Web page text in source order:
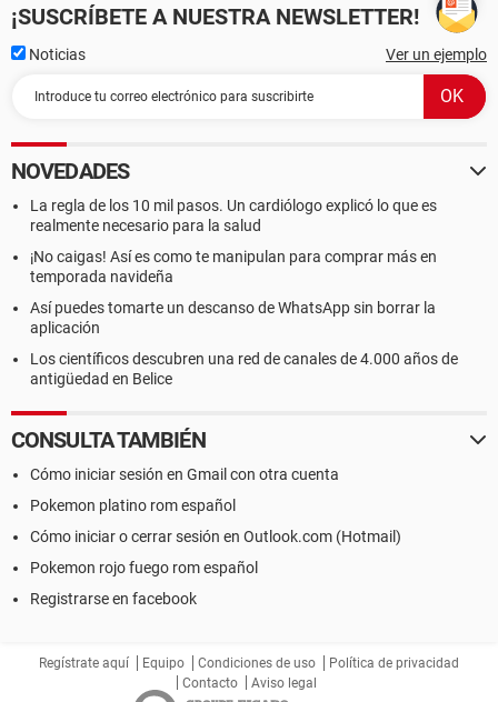
¡SUSCRÍBETE A NUESTRA NEWSLETTER!
Noticias Ver un ejemplo
NOVEDADES
La regla de los 10 mil pasos. Un cardiólogo explicó lo que es
realmente necesario para la salud
¡No caigas! Así es como te manipulan para comprar más en
temporada navideña
Así puedes tomarte un descanso de WhatsApp sin borrar la
aplicación
Los científicos descubren una red de canales de 4.000 años de
antigüedad en Belice
CONSULTA TAMBIÉN
Cómo iniciar sesión en Gmail con otra cuenta
Pokemon platino rom español
Cómo iniciar o cerrar sesión en Outlook.com (Hotmail)
Pokemon rojo fuego rom español
Registrarse en facebook
Regístrate aquí Equipo Condiciones de uso
Política de privacidad
Contacto
Aviso legal